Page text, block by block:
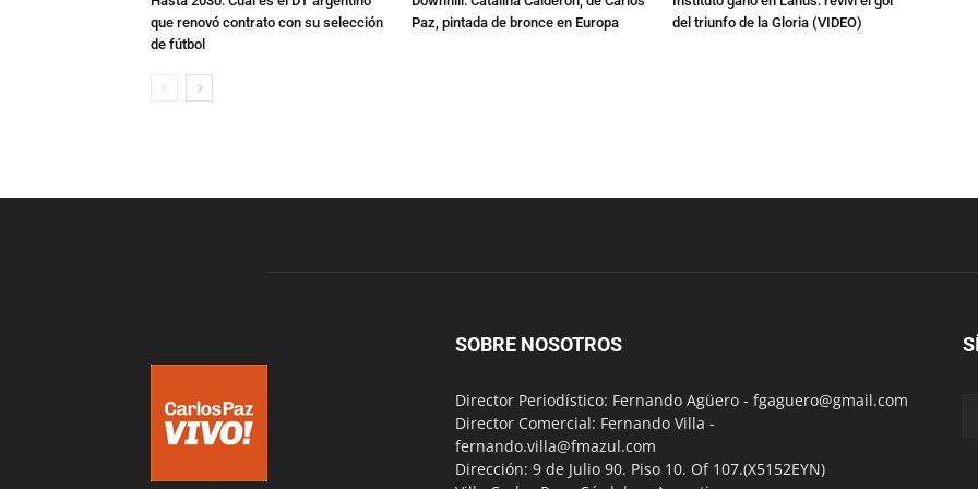
que renovó contrato con su selección
de fútbol
Paz, pintada de bronce en Europa
del triunfo de la Gloria (VIDEO)
SOBRE NOSOTROS
Director Periodístico: Fernando Agüero - fgaguero@gmail.com
Director Comercial: Fernando Villa -
fernando.villa@fmazul.com
Dirección: 9 de Julio 90. Piso 10. Of 107.(X5152EYN)